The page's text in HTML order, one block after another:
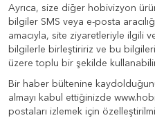
Ayrıca, size diğer hobivizyon
bilgiler SMS veya e-posta
amacıyla, site ziyaretleriyle ilgili
bilgilerle birleştiririz ve bu
üzere toplu bir şekilde
Bir haber bültenine
almayı kabul ettiğinizde
postaları izlemek için